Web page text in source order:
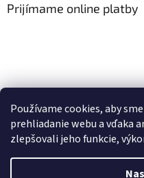
Používame cookies, aby
prehliadanie webu a vďaka
zlepšovali jeho funkcie,
Prijímame online platby